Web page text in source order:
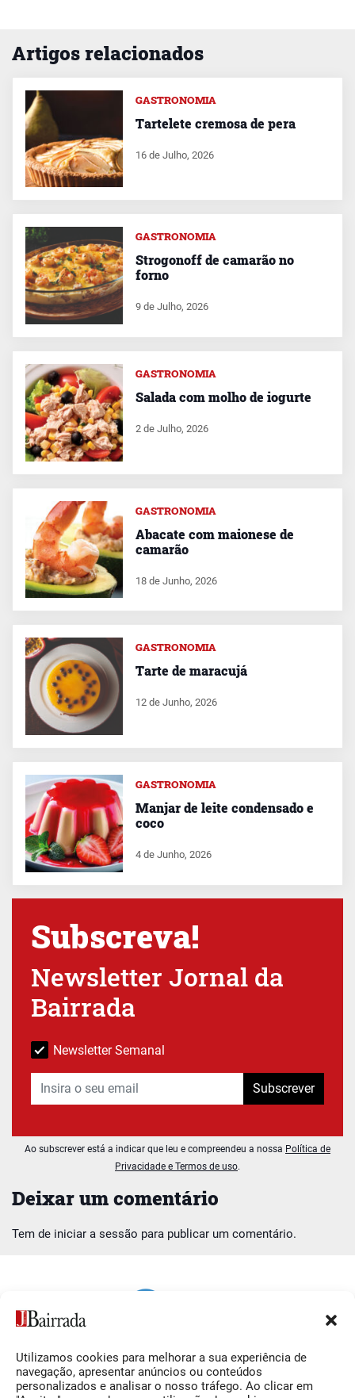
Utilizamos cookies para melhorar a sua experiência de
navegação, apresentar anúncios ou conteúdos
personalizados e analisar o nosso tráfego. Ao clicar em
Artigos relacionados
Deixar um comentário
Tem de iniciar a sessão para publicar um comentário.
GASTRONOMIA
Tartelete cremosa de pera
16 de Julho, 2026
GASTRONOMIA
Strogonoff de camarão no
forno
9 de Julho, 2026
GASTRONOMIA
Salada com molho de iogurte
2 de Julho, 2026
GASTRONOMIA
Abacate com maionese de
camarão
18 de Junho, 2026
GASTRONOMIA
Tarte de maracujá
12 de Junho, 2026
GASTRONOMIA
Manjar de leite condensado e
coco
4 de Junho, 2026
Subscreva!
Newsletter Jornal da
Bairrada
Newsletter Semanal
Subscrever
Ao subscrever está a indicar que leu e compreendeu a nossa Política de
Privacidade e Termos de uso.
Siga-nos O Jornal da Bairrada